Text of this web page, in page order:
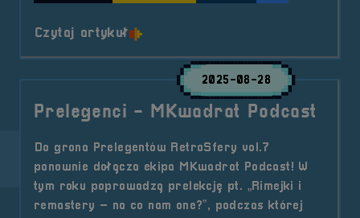
Czytaj artykuło tytule Prelekcja &#8211;
2025-08-28
Prelegenci - MKwadrat Podcast
Do grona Prelegentów RetroSfery vol.7
ponownie dołącza ekipa MKwadrat Podcast! W
tym roku poprowadzą prelekcję pt. „Rimejki i
remastery – na co nam one?”, podczas której